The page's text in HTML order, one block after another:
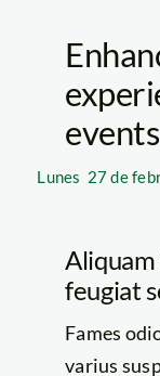
events
Lunes 27 de
feugiat
Fames
varius